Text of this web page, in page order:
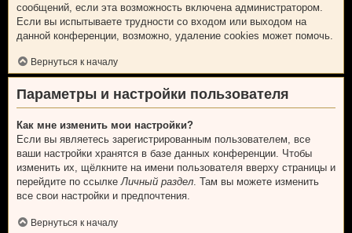
сообщений, если эта возможность включена администратором.
Если вы испытываете трудности со входом или выходом на
данной конференции, возможно, удаление cookies может помочь.
Вернуться к началу
Параметры и настройки пользователя
Как мне изменить мои настройки?
Если вы являетесь зарегистрированным пользователем, все
ваши настройки хранятся в базе данных конференции. Чтобы
изменить их, щёлкните на имени пользователя вверху страницы и
перейдите по ссылкеЛичный раздел. Там вы можете изменить
все свои настройки и предпочтения.
Вернуться к началу